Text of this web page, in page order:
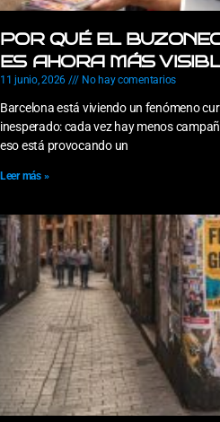
POR QUÉ EL
ES AHORA MÁS
11 junio, 2026 No hay comentarios
Barcelona está viviendo un fenómeno
inesperado: cada vez hay menos
eso está provocando un
Leer más »